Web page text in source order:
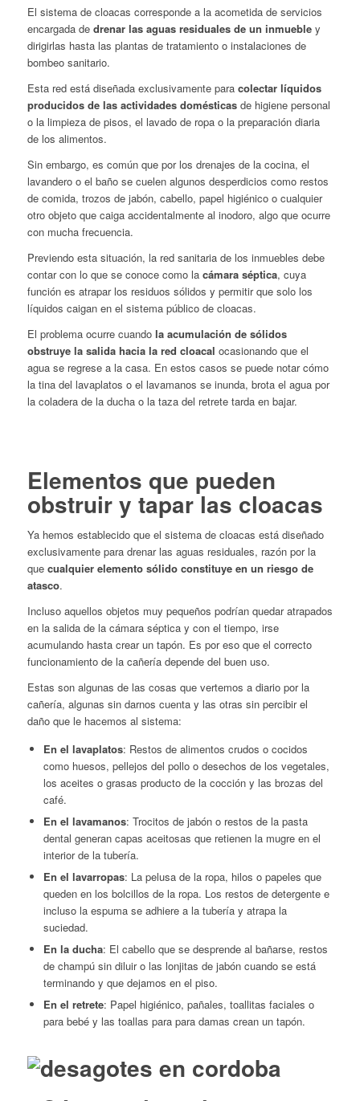
El sistema de cloacas corresponde a la acometida de servicios
encargada de drenar las aguas residuales de un inmuebley
dirigirlas hasta las plantas de tratamiento o instalaciones de
bombeo sanitario.
Esta red está diseñada exclusivamente para colectar líquidos
producidos de las actividades domésticasde higiene personal
o la limpieza de pisos, el lavado de ropa o la preparación diaria
de los alimentos.
Sin embargo, es común que por los drenajes de la cocina, el
lavandero o el baño se cuelen algunos desperdicios como restos
de comida, trozos de jabón, cabello, papel higiénico o cualquier
otro objeto que caiga accidentalmente al inodoro, algo que ocurre
con mucha frecuencia.
Previendo esta situación, la red sanitaria de los inmuebles debe
contar con lo que se conoce como la cámara séptica, cuya
función es atrapar los residuos sólidos y permitir que solo los
líquidos caigan en el sistema público de cloacas.
El problema ocurre cuando la acumulación de sólidos
obstruye la salida hacia la red cloacal ocasionando que el
agua se regrese a la casa. En estos casos se puede notar cómo
la tina del lavaplatos o el lavamanos se inunda, brota el agua por
la coladera de la ducha o la taza del retrete tarda en bajar.
Elementos que pueden
obstruir y tapar las cloacas
Ya hemos establecido que el sistema de cloacas está diseñado
exclusivamente para drenar las aguas residuales, razón por la
que cualquier elemento sólido constituye en un riesgo de
atasco.
Incluso aquellos objetos muy pequeños podrían quedar atrapados
en la salida de la cámara séptica y con el tiempo, irse
acumulando hasta crear un tapón. Es por eso que el correcto
funcionamiento de la cañería depende del buen uso.
Estas son algunas de las cosas que vertemos a diario por la
cañería, algunas sin darnos cuenta y las otras sin percibir el
daño que le hacemos al sistema:
En el lavaplatos: Restos de alimentos crudos o cocidos
como huesos, pellejos del pollo o desechos de los vegetales,
los aceites o grasas producto de la cocción y las brozas del
café.
En el lavamanos: Trocitos de jabón o restos de la pasta
dental generan capas aceitosas que retienen la mugre en el
interior de la tubería.
En el lavarropas: La pelusa de la ropa, hilos o papeles que
queden en los bolcillos de la ropa. Los restos de detergente e
incluso la espuma se adhiere a la tubería y atrapa la
suciedad.
En la ducha: El cabello que se desprende al bañarse, restos
de champú sin diluir o las lonjitas de jabón cuando se está
terminando y que dejamos en el piso.
En el retrete: Papel higiénico, pañales, toallitas faciales o
para bebé y las toallas para para damas crean un tapón.